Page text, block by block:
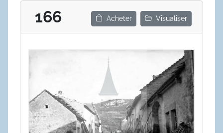
166 Acheter Visualiser